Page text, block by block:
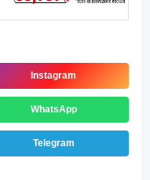
Instagram
WhatsApp
Telegram